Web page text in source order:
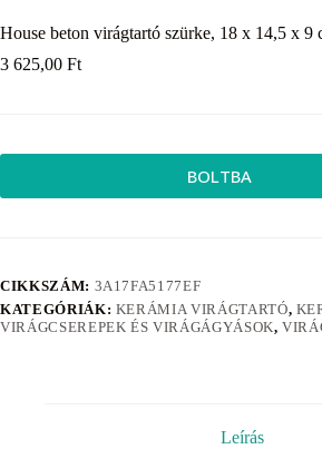
House beton virágtartó szürke, 18 x 14,5 x 9
3 625,00 Ft
BOLTBA
CIKKSZÁM: 3A17FA5177EF
KATEGÓRIÁK: KERÁMIA VIRÁGTARTÓ,
VIRÁGCSEREPEK ÉS VIRÁGÁGYÁSOK,
Leírás